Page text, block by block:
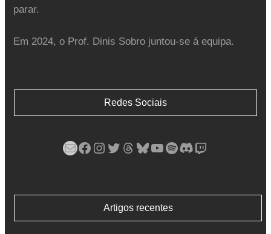
parar.
Em 2024, o Prof. Dinis Sobro juntou-se á equipa.
Redes Sociais
Mail Facebook Instagram Twitter Threads Bluesky YouTube Spotify Discord Twitch
Artigos recentes